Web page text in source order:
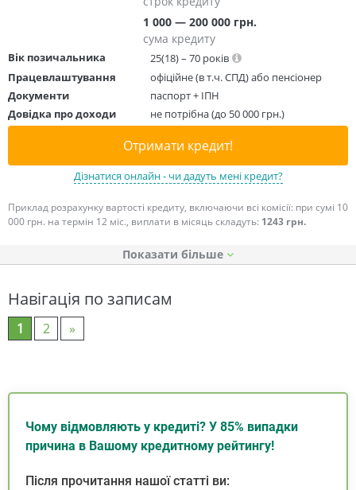
1 000 — 200 000 грн.
сума кредиту
Вік позичальника
25(18) – 70 років
Працевлаштування
офіційне (в т.ч. СПД) або пенсіонер
Документи
паспорт + ІПН
Довідка про доходи
не потрібна (до 50 000 грн.)
Отримати кредит!
Дізнатися онлайн - чи дадуть мені кредит?
Приклад розрахунку вартості кредиту, включаючи всі комісії: при сумі 10
000 грн. на термін 12 міс., виплати в місяць складуть: 1243 грн.
Показати
Навігація по записам
1 2 »
Чому відмовляють у кредиті? У 85% випадки
причина в Вашому кредитному рейтингу!
Після прочитання нашої статті ви: